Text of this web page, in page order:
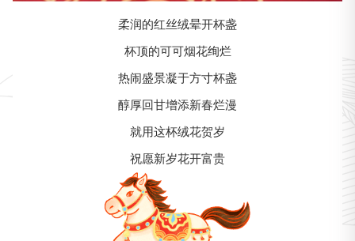
柔润的红丝绒晕开杯盏
杯顶的可可烟花绚烂
热闹盛景凝于方寸杯盏
醇厚回甘增添新春烂漫
就用这杯绒花贺岁
祝愿新岁花开富贵